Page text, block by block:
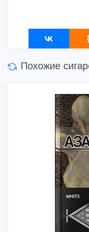
Похожие